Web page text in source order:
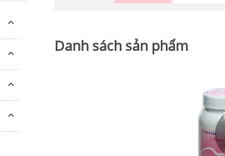
Danh sách sản phẩm